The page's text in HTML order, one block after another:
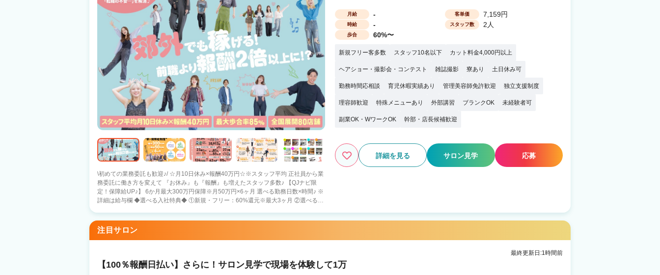
\初めての業務委託も歓迎♪/ ☆月10日休み×報酬40万円☆※スタッフ平均 正社員から業
務委託に働き方を変えて 『お休み』も『報酬』も増えたスタッフ多数♪ 【QJナビ限
定！保障給UP♪】 6か月最大300万円保障※月50万円×6ヶ月 選べる勤務日数×時間♪ ※
詳細は給与欄 ◆選べる入社特典◆ ①新規・フリー：60%還元※最大3ヶ月 ②選べる保
み/週1～/Wワーク/時短勤務 子育て美容師活躍中♪ ②安心の集客力 AWARD受賞！グル
ープ月間客数37,000名 スタッフ平均入客数1日7人 ③高待遇・充実の手当 ・指名歩合
店舗が人気!?スタッフアンケート☆ 『神奈川県のスタッフに働き方を聞いてみた♪』
・自由に休めて推し活楽しんでます♪（橋本店在籍25歳女性） ・正社員時よりもお休
月給 - 客単価 7,159円
時給 - スタッフ数 2人
歩合 60%〜
新規フリー客多数 スタッフ10名以下 カット料金4,000円以上
ヘアショー・撮影会・コンテスト 雑誌撮影 寮あり 土日休み可
勤務時間応相談 育児休暇実績あり 管理美容師免許歓迎 独立支援制度
理容師歓迎 特殊メニューあり 外部講習 ブランクOK 未経験者可
副業OK・WワークOK 幹部・店長候補歓迎
詳細を見る サロン見学 応募
注目サロン
最終更新日:1時間前
【100％報酬日払い】さらに！サロン見学で現場を体験して1万